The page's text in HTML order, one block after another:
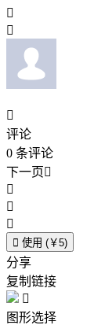



评论
0 条评论
下一页



 使用 (￥5)
分享
复制链接

图形选择